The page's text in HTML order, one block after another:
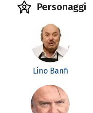
Personaggi
Lino Banfi